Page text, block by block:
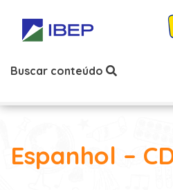
Buscar conteúdo
Espanhol –